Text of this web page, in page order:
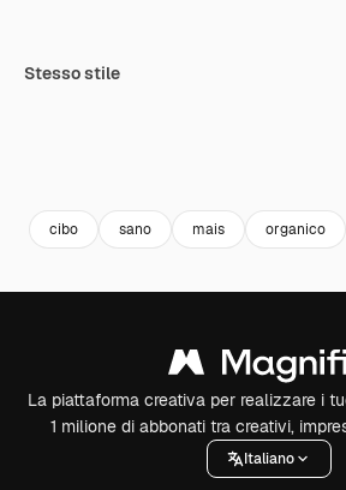
Stesso stile
cibo sano mais organico
La piattaforma creativa per realizzare i
1 milione di abbonati tra creativi,
Italiano